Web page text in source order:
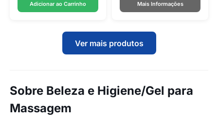
Adicionar ao Carrinho Mais Informações
Ver mais produtos
Sobre Beleza e Higiene/Gel para
Massagem